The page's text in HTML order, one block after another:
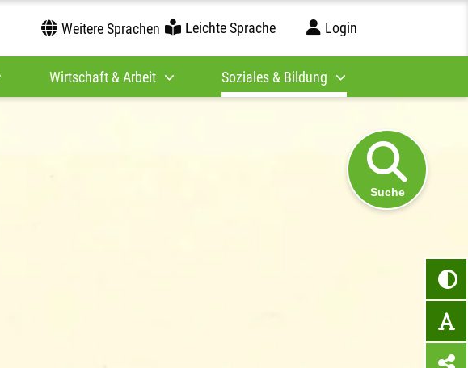
Weitere Sprachen Leichte Sprache Login
Wirtschaft & Arbeit Soziales & Bildung
Suche